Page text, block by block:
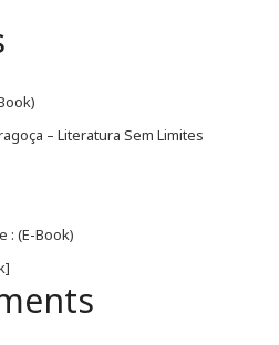
– Literatura Sem Limites
: (E-Book)